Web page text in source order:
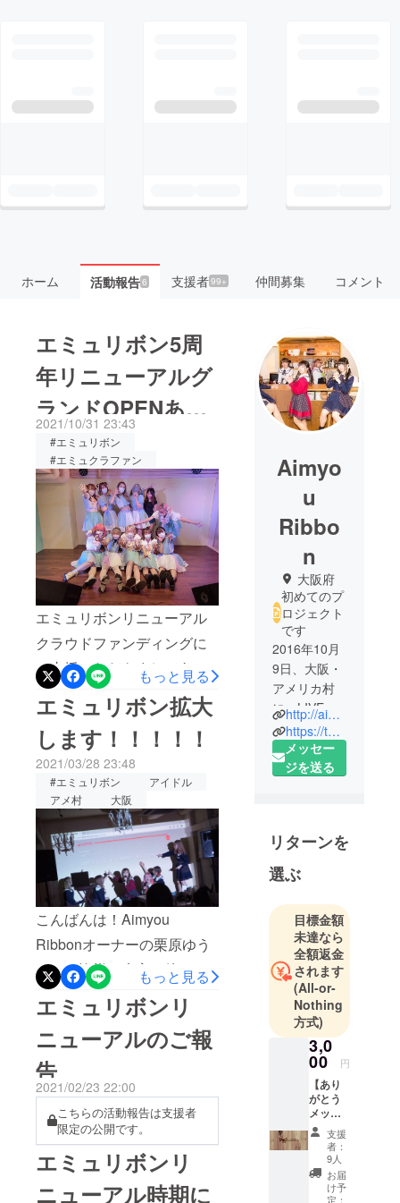
ホーム 活動報告6 支援者99+ 仲間募集 コメント
エミュリボン5周
年リニューアルグ
ランドOPENあり
がとうございま
す！！！！！！
2021/10/31 23:43
#エミュリボン
#エミュクラファン
エミュリボンリニューアル
クラウドファンディングに
ご支援いただきましてあり
がとうございます！2021年
10月9日、エミュリボン5周
年と共に新店舗Barスペース
拡大！無事にリニューアル
グランドOPENすることが
出来ました！ほんとうに、
いつも応援して下さってい
る皆様があってのことで
す！ありがとうございま
す！！！！！やっと、やっ
と、、ほんとうにやっとで
す。とってもとっても色ん
なことがありました。ここ
には書けない大変なことも
ありました。コロナはみん
な平等にこころを蝕んでい
きました。平等なんて、こ
の世にないのに。お客様も
様々な辛いしんどいことも
あったと思うのに、こうし
てリニューアルを待って下
もっと見る
エミュリボン拡大
します！！！！！
2021/03/28 23:48
#エミュリボン
アイドル
アメ村
大阪
こんばんは！Aimyou
Ribbonオーナーの栗原ゆう
です。皆様、大変お待たせ
いたしました。エミュリボ
ンリニューアルについての
全てが決定いたしましたの
でお伝えいたします。なん
と、エミュリボン現在の敷
地内（スペース）でのリ
ニューアル工事だけでな
く…「エミュリボン拡大い
たします！！！！」現在
もっと見る
エミュリボンリ
ニューアルのご報
告
2021/02/23 22:00
こちらの活動報告は支援者
限定の公開です。
エミュリボンリ
ニューアル時期に
Aimyo
u
Ribbo
n
大阪府
初めてのプ
ロジェクト
です
2016年10月
9日、大阪・
アメリカ村
に、LIVE
Cafe&Bar「
Aimyou
Ribbon」
ン！
http://aimyouribbon.com
https://twitter.com/AimyouRibbon
メッセー
ジを送る
リターンを
選ぶ
目標金額
未達なら
全額返金
されます
(All-or-
Nothing
方式)
3,0
00 円
【あり
がとう
メッ
セージ
メー
ル】
コース
画像付
きの
支援
者：
9人
お届
け予
定：